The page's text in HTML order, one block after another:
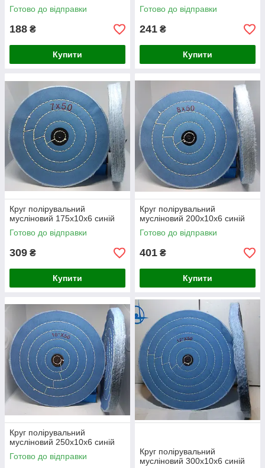
Готово до відправки
188 ₴
Купити
Готово до відправки
241 ₴
Купити
Круг полірувальний
мусліновий 175х10х6 синій
Готово до відправки
309 ₴
Купити
Круг полірувальний
мусліновий 200х10х6 синій
Готово до відправки
401 ₴
Купити
Круг полірувальний
мусліновий 250х10х6 синій
Готово до відправки
Круг полірувальний
мусліновий 300х10х6 синій